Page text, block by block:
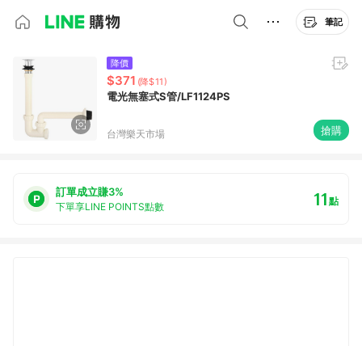
筆記
降價
$371 (降$11)
電光無塞式S管/LF1124PS
台灣樂天市場 搶購
訂單成立賺3%
下單享LINE POINTS點數 11點